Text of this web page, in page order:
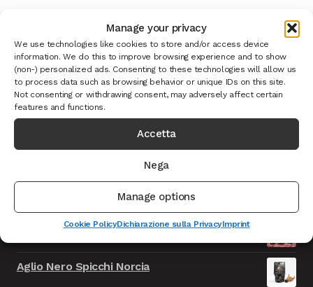
Manage your privacy
We use technologies like cookies to store and/or access device
information. We do this to improve browsing experience and to show
(non-) personalized ads. Consenting to these technologies will allow us
to process data such as browsing behavior or unique IDs on this site.
Not consenting or withdrawing consent, may adversely affect certain
features and functions.
Accetta
Nega
Manage options
Cookie PolicyDichiarazione sulla PrivacyImprint
Ultimi Prodotti
prezzo
era:
9.999,00€.
prezzo
attuale
è:
999,00€.
IVA INCLUSA
Cioccolata con Fiori Norcia - TEST
prezzo
originale
9.999,00€.
prezzo
attuale
è:
Aglio Nero Spicchi Norcia